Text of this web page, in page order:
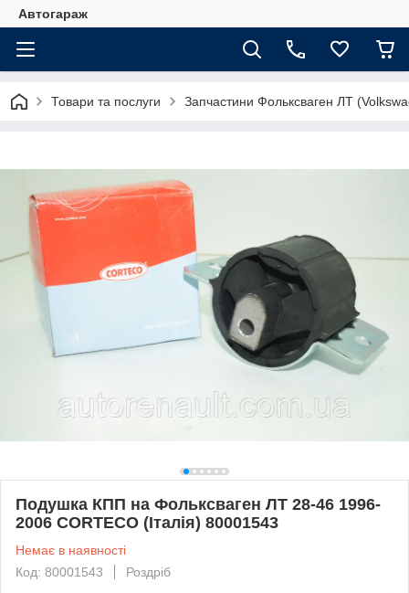
Автогараж
Товари та послуги Запчастини Фольксваген ЛТ
Подушка КПП на Фольксваген ЛТ 28-46 1996-
2006 CORTECO (Італія) 80001543
Немає в наявності
Код: 80001543
Роздріб